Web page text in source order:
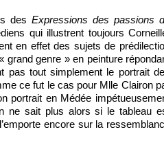
desExpressions des passions
qui illustrent toujours
en effet des sujets de
grand genre » en peinture
pas tout simplement le portrait
ce fut le cas pour Mlle Clairon
portrait en Médée
ne sait plus alors si le tableau
encore sur la